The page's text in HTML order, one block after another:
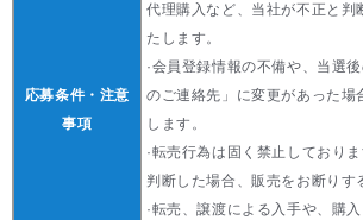
応募条件・注意
事項
代理購入など、当社が不正と判
たします。
·会員登録情報の不備や、当選
のご連絡先」に変更があった場
します。
·転売行為は固く禁止しており
判断した場合、販売をお断りす
·転売、譲渡による入手や、購